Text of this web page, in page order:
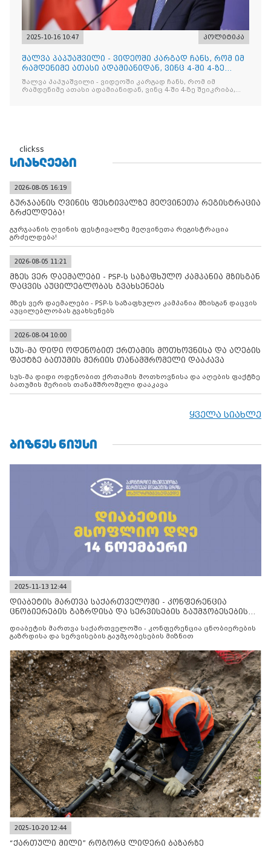
2025-10-16 10:47 პოლიტიკა
შალვა პაპუაშვილი - ვიდეოში კარგად ჩანს, რომ იმ
რამდენიმე ათასი ადამიანიდან, ვინც 4-ში 4-ზე
შეიკრიბა,
შალვა პაპუაშვილი - ვიდეოში კარგად ჩანს, რომ იმ
რამდენიმე ათასი ადამიანიდან, ვინც 4-ში 4-ზე შეიკრიბა,
clickss
ᲡᲘᲐᲮᲚᲔᲔᲑᲘ
2026-08-05 16:19
გურჯაანის ღვინის ფესტივალზე მეღვინეთა რეგისტრაცია
გრძელდება!
გურჯაანის ღვინის ფესტივალზე მეღვინეთა რეგისტრაცია
გრძელდება!
2026-08-05 11:21
მზეს ვერ დაემალები - PSP-ს საზაფხულო კამპანია მზისგან
დაცვის აუცილებლობას გვახსენებს
მზეს ვერ დაემალები - PSP-ს საზაფხულო კამპანია მზისგან დაცვის
აუცილებლობას გვახსენებს
2026-08-04 10:00
სუს-მა დიდი ოდენობით ქრთამის მოთხოვნისა და აღების
ფაქტზე ბათუმის მერიის თანამშრომელი დააკავა
სუს-მა დიდი ოდენობით ქრთამის მოთხოვნისა და აღების ფაქტზე
ბათუმის მერიის თანამშრომელი დააკავა
ყველა სიახლე
ᲑᲘᲖᲜᲔᲡ ᲜᲘᲣᲡᲘ
2025-11-13 12:44
დიაბეტის მართვა საქართველოში - კონფერენცია
ცნობიერების გაზრდისა და სერვისების გაუმჯობესების
დიაბეტის მართვა საქართველოში - კონფერენცია ცნობიერების
გაზრდისა და სერვისების გაუმჯობესების მიზნით
2025-10-20 12:44
“ქართული მილი” როგორც ლიდერი ბაზარზე